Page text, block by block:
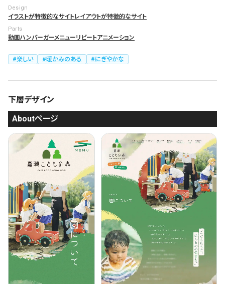
Design
イラストが特徴的なサイト レイアウトが特徴的なサイト
Parts
動画ハンバーガーメニューリピートアニメーション
楽しい 暖かみのある にぎやかな
下層デザイン
Aboutページ